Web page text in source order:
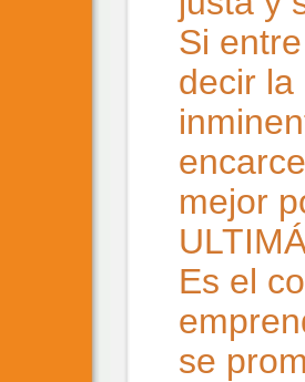
Si
decir la
mejor
Es el
se